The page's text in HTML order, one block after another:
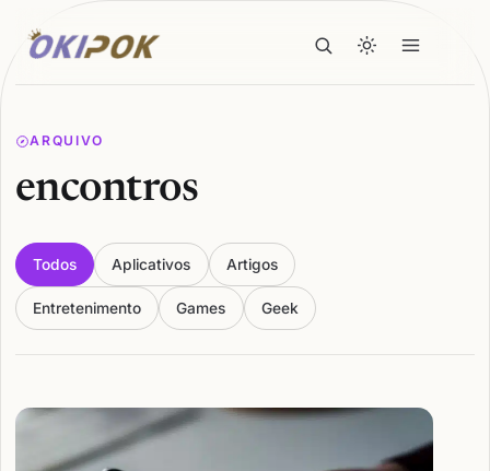
ARQUIVO
encontros
Todos Aplicativos Artigos
Entretenimento Games Geek
Articles